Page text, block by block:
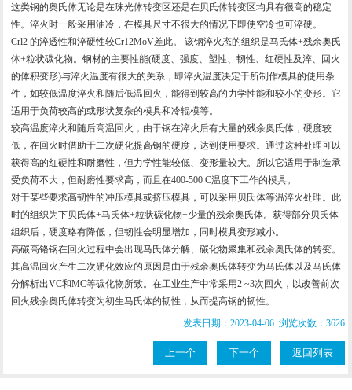
这类钢的奥氏体无论是在珠光体转变区还是在贝氏体转变区均具有很高的稳定
性。淬火时一般采用油冷，在模具尺寸不很大的情况下即使空冷也可淬硬。
Crl2 的淬透性和淬硬性较Cr12MoV差此。 该钢淬火态的组织是马氏体+残余奥氏
体+粒状碳化物。钢材的主要性能(硬度、强度、塑性、韧性、红硬性及淬、回火
的体积变形)与淬火温度有很大的关系，即淬火温度决定于所制作模具的使用条
件，如较低温度淬火和随后低温回火，能得到较高的力学性能和较小的变形。它
适用于负荷较高的或形状复杂的模具和冷辊模等。
较高温度淬火和随后高温回火，由于钢在淬火后有大量的残余奥氏体，硬度较
低，在回火时借助于二次硬化提高钢的硬度，达到使用要求。通过这种处理可以
获得高的红硬性和耐磨性，但力学性能较低、变形量较大。所以它适用于制造承
受负荷不大，但耐磨性要求高，而且在400-500 C温度下工作的模具。
对于某些要求高韧性的冲压模具或挤压模具，可以采用贝氏体等温淬火处理。此
时的组织为下贝氏体+马氏体+粒状碳化物+少量的残余奥氏体。获得部分贝氏体
组织后，硬度略有降低，但韧性会明显增加，同时模具变形减小。
高碳高铬钢在回火过程中会出现马氏体分解、碳化物聚集和残余奥氏体的转变。
其高温回火产生二次硬化效应的原因是由于残余奥氏体转变为马氏体以及马氏体
分解析出VC和MC等碳化物所致。在工业生产中常采用2 ~3次回火，以改善前次
回火残余奥氏体转变为初生马氏体的韧性，从而提高钢的韧性。
发表日期：2023-04-06 浏览次数：3626
上一个 下一个 返回列表